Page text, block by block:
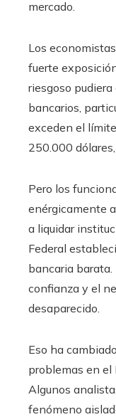
mercado.
Los
fuerte
riesgoso
bancarios,
exceden el
250.000
Pero los
enérgicamente
a liquidar
Federal
bancaria
confianza y el
desaparecido.
Eso ha
problemas en el
Algunos
fenómeno